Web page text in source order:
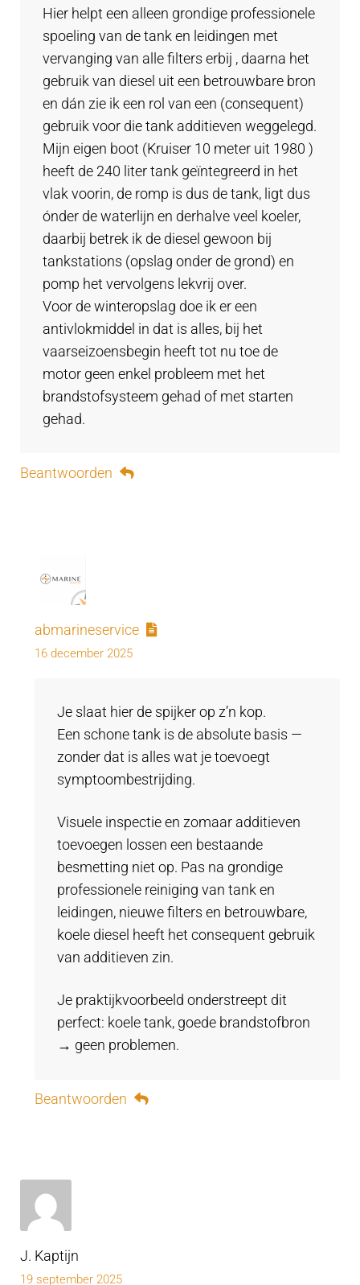
Hier helpt een alleen grondige professionele
spoeling van de tank en leidingen met
vervanging van alle filters erbij , daarna het
gebruik van diesel uit een betrouwbare bron
en dán zie ik een rol van een (consequent)
gebruik voor die tank additieven weggelegd.
Mijn eigen boot (Kruiser 10 meter uit 1980 )
heeft de 240 liter tank geïntegreerd in het
vlak voorin, de romp is dus de tank, ligt dus
ónder de waterlijn en derhalve veel koeler,
daarbij betrek ik de diesel gewoon bij
tankstations (opslag onder de grond) en
pomp het vervolgens lekvrij over.
Voor de winteropslag doe ik er een
antivlokmiddel in dat is alles, bij het
vaarseizoensbegin heeft tot nu toe de
motor geen enkel probleem met het
brandstofsysteem gehad of met starten
gehad.
Beantwoorden
abmarineservice
16 december 2025
Je slaat hier de spijker op z’n kop.
Een schone tank is de absolute basis —
zonder dat is alles wat je toevoegt
symptoombestrijding.
Visuele inspectie en zomaar additieven
toevoegen lossen een bestaande
besmetting niet op. Pas na grondige
professionele reiniging van tank en
leidingen, nieuwe filters en betrouwbare,
koele diesel heeft het consequent gebruik
van additieven zin.
Je praktijkvoorbeeld onderstreept dit
perfect: koele tank, goede brandstofbron
→ geen problemen.
Beantwoorden
J. Kaptijn
19 september 2025